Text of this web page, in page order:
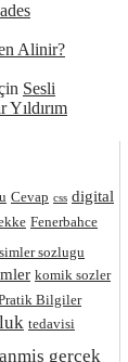
ades
Alinir?
Sesli
Yıldırım
Cevap css digital
Fenerbahce
sozlugu
komik sozler
Bilgiler
tedavisi
gercek